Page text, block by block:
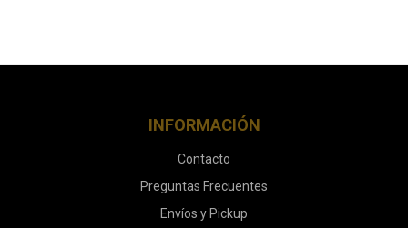
INFORMACIÓN
Contacto
Preguntas Frecuentes
Envíos y Pickup